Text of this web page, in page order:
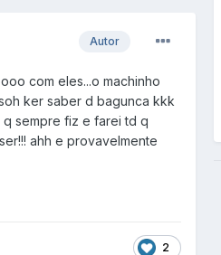
Autor
com eles...o machinho
ker saber d bagunca kkk
sempre fiz e farei td q
ahh e provavelmente
2